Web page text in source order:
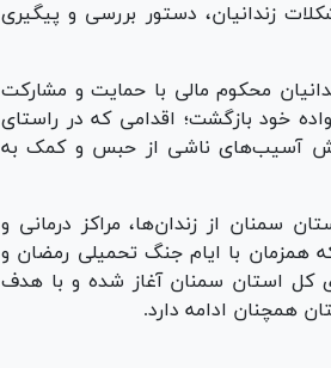
زندانیان، دستور بررسی و پیگیری
محکوم مالی با حمایت و مشارکت
خود بازگشت؛ اقدامی که در راستای
آسیب‌های ناشی از حبس و کمک به
سمنان از زندان‌ها، مراکز درمانی و
همزمان با ایام جنگ تحمیلی رمضان و
کل استان سمنان آغاز شده و با هدف
همچنان ادامه دارد.